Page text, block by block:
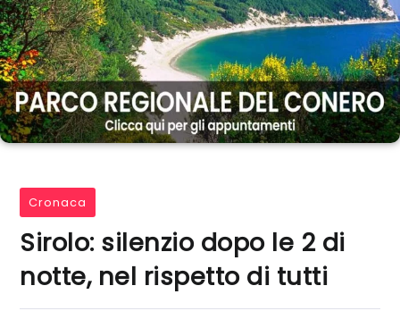
Cronaca
Sirolo: silenzio dopo le 2 di
notte, nel rispetto di tutti